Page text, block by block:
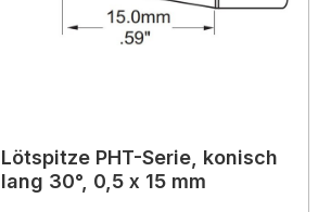
Lötspitze PHT-Serie, konisch
lang 30°, 0,5 x 15 mm